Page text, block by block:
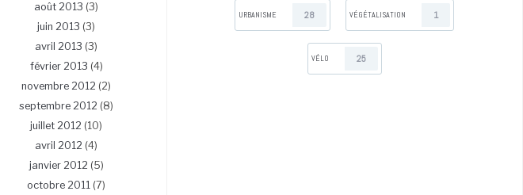
août 2013 (3)
juin 2013 (3)
avril 2013 (3)
février 2013 (4)
novembre 2012 (2)
septembre 2012 (8)
juillet 2012 (10)
avril 2012 (4)
janvier 2012 (5)
octobre 2011 (7)
URBANISME 28 VÉGÉTALISATION 1
VÉLO 25